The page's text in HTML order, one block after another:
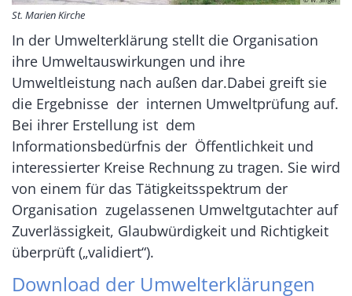
St. Marien Kirche
In der Umwelterklärung stellt die Organisation
ihre Umweltauswirkungen und ihre
Umweltleistung nach außen dar.Dabei greift sie
die Ergebnisse der internen Umweltprüfung auf.
Bei ihrer Erstellung ist dem
Informationsbedürfnis der Öffentlichkeit und
interessierter Kreise Rechnung zu tragen. Sie wird
von einem für das Tätigkeitsspektrum der
Organisation zugelassenen Umweltgutachter auf
Zuverlässigkeit, Glaubwürdigkeit und Richtigkeit
überprüft („validiert“).
Download der Umwelterklärungen